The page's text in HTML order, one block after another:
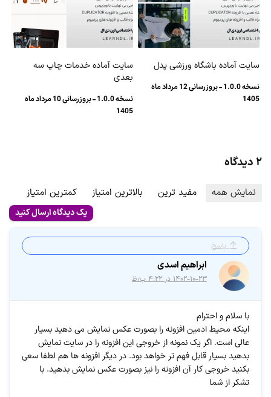
سایت آماده باشگاه ورزشی پدل
نسخه 1.0.0 - بروزرسانی 12 مرداد ماه
1405
سایت آماده خدمات چاپ سه
بعدی
نسخه 1.0.0 - بروزرسانی 10 مرداد ماه
1405
۲ دیدگاه
نمایش همه مفید ترین بالاترین امتیاز کمترین امتیاز
یک دیدگاه ارسال کنید
پاسخ
ابراهیم اسدی
۱۴۰۲-۱۰-۲۳ در ۴:۲۲ ب٫ظ
با سلام و احترام
اینکه محیط ادمین افزونه را بصورت عکس نمایش می دهید بسیار
عالی است. اگر یک نمونه از خروجی این افزونه را در سایت نمایش
بدهید بسیار قابل فهم تر خواهد بود. در دیگر افزونه ها هم لطفا سعی
بکنید خروجی کار آن افزونه را نیز بصورت عکس نمایش بدهید. با
تشکر از شما